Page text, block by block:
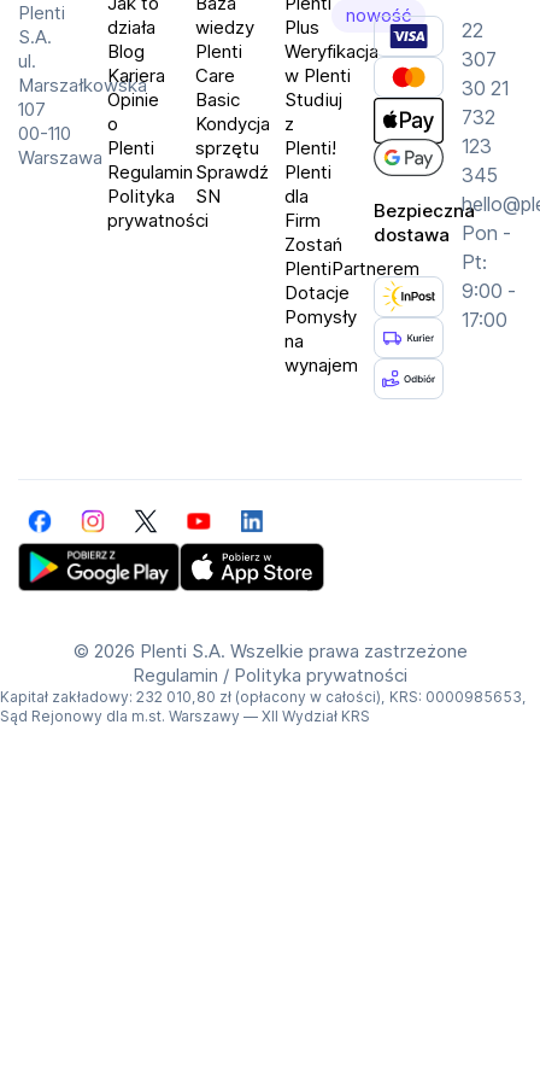
Dostępne złącza i komunikacja
Wi‑Fi 6
Bluetooth 5.2
HDMI
Zastosowane źródło światła LED oferuje
żywotność do 30 000 godzin. To rozwiązanie,
które sprawdza się przy regularnym użytkowaniu i
pozwala cieszyć się rozrywką przez długi czas.
marka: DANGBEI
model: N2 Mini
typ matrycy: LCD
jasność: 200 ANSI lumen
kontrast: 2000:1
Plenti
S.A.
ul.
Marszałkowska
107
00-110
Warszawa
działa
Blog
Kariera
Opinie
o
Plenti
Regulamin
Polityka
prywatności
wiedzy
Plenti
Care
Basic
Kondycja
sprzętu
Sprawdź
SN
Plus
nowość
Weryfikacja
w Plenti
Studiuj
z
Plenti!
Plenti
dla
Firm
Zostań
PlentiPartnerem
Dotacje
Pomysły
na
wynajem
Bezpieczna
dostawa
22
307
30 21
732
123
345
Pon -
Pt:
9:00 -
17:00
FacebookInstagramTwitterYouTubeLinkedIn
© 2026 Plenti S.A. Wszelkie prawa zastrzeżone
Regulamin / Polityka prywatności
Kapitał zakładowy: 232 010,80 zł (opłacony w całości), KRS: 0000985653,
Sąd Rejonowy dla m.st. Warszawy — XII Wydział KRS